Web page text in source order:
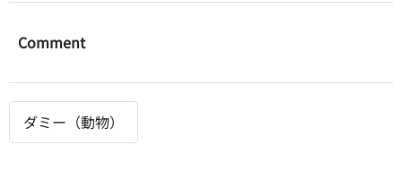
Comment
ダミー（動物）